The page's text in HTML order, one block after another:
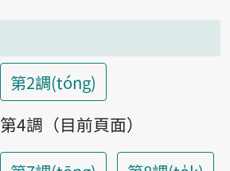
第2調(tóng)
第4調（目前頁面）